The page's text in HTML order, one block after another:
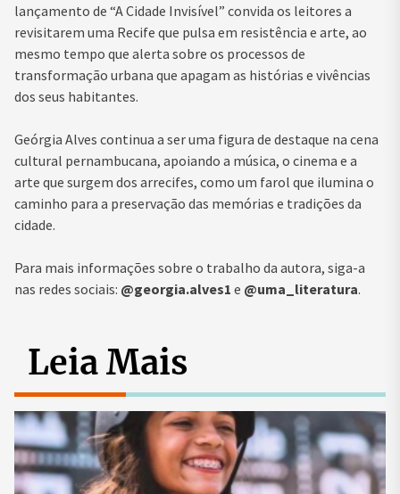
lançamento de “A Cidade Invisível” convida os leitores a
revisitarem uma Recife que pulsa em resistência e arte, ao
mesmo tempo que alerta sobre os processos de
transformação urbana que apagam as histórias e vivências
dos seus habitantes.
Geórgia Alves continua a ser uma figura de destaque na cena
cultural pernambucana, apoiando a música, o cinema e a
arte que surgem dos arrecifes, como um farol que ilumina o
caminho para a preservação das memórias e tradições da
cidade.
Para mais informações sobre o trabalho da autora, siga-a
nas redes sociais: @georgia.alves1 e @uma_literatura.
Leia Mais